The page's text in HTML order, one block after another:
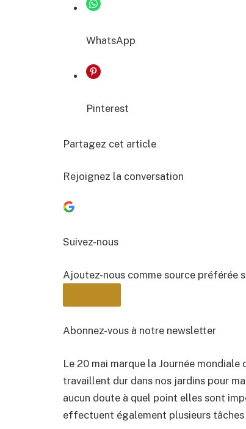
WhatsApp
Pinterest
Partagez cet article
Rejoignez la conversation
Suivez-nous
Ajoutez-nous comme source préférée
BULLETIN
Abonnez-vous à notre newsletter
Le 20 mai marque la Journée mondiale
travaillent dur dans nos jardins pour
aucun doute à quel point elles sont
effectuent également plusieurs